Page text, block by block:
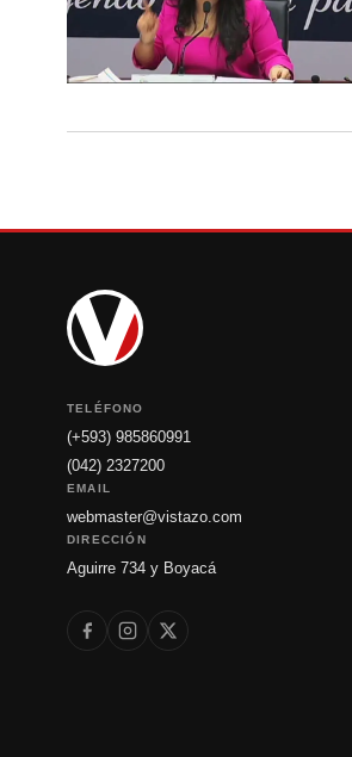
TELÉFONO
(+593) 985860991
(042) 2327200
EMAIL
webmaster@vistazo.com
DIRECCIÓN
Aguirre 734 y Boyacá